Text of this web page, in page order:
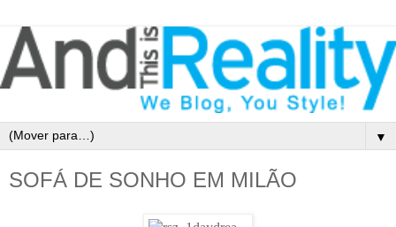
▼
SOFÁ DE SONHO EM MILÃO